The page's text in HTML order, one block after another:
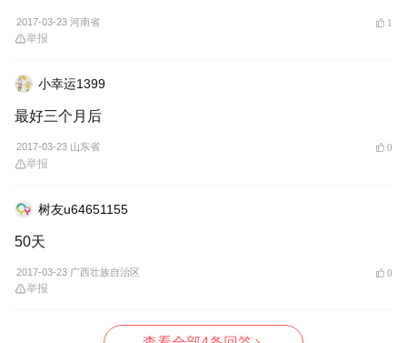
2017-03-23 河南省 1
举报
小幸运1399
最好三个月后
2017-03-23 山东省 0
举报
树友u64651155
50天
2017-03-23 广西壮族自治区 0
举报